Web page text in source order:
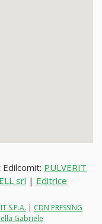
PULVERIT
srl | Editrice
S.P.A. | CDN PRESSING
Gabriele